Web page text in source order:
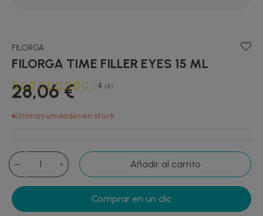
FILORGA
FILORGA TIME FILLER EYES 15 ML
28,06 € 4 (4)
Últimas unidades en stock
Añadir al carrito
Comprar en un clic